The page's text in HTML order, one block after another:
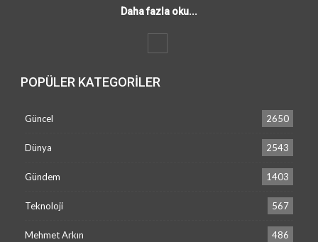
Daha fazla oku...
POPÜLER KATEGORILER
Güncel 2650
Dünya 2543
Gündem 1403
Teknoloji 567
Mehmet Arkın 486